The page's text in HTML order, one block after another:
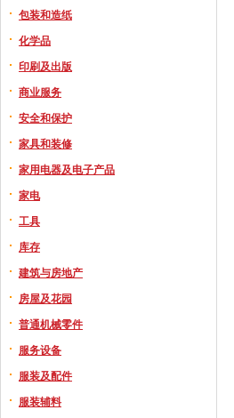
包装和造纸
化学品
印刷及出版
商业服务
安全和保护
家具和装修
家用电器及电子产品
家电
工具
库存
建筑与房地产
房屋及花园
普通机械零件
服务设备
服装及配件
服装辅料